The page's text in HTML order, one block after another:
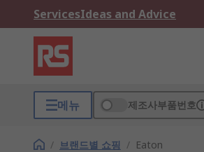
ServicesIdeas and Advice
메뉴 제조사부품번호
/ 브랜드별 쇼핑 / Eaton